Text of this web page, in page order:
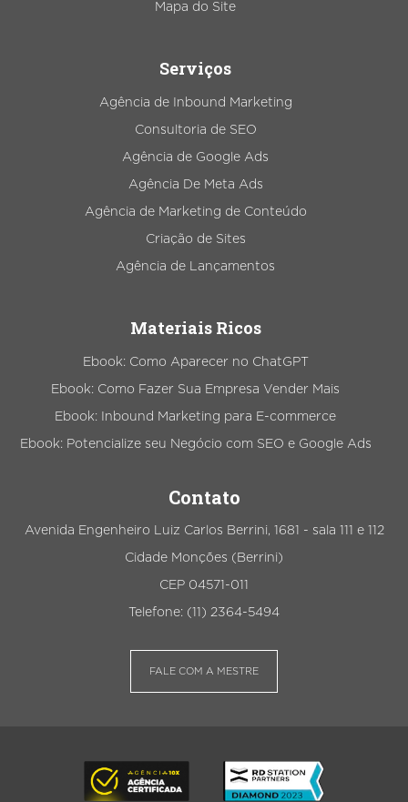
Mapa do Site
Serviços
Agência de Inbound Marketing
Consultoria de SEO
Agência de Google Ads
Agência De Meta Ads
Agência de Marketing de Conteúdo
Criação de Sites
Agência de Lançamentos
Materiais Ricos
Ebook: Como Aparecer no ChatGPT
Ebook: Como Fazer Sua Empresa Vender Mais
Ebook: Inbound Marketing para E-commerce
Ebook: Potencialize seu Negócio com SEO e Google Ads
Contato
Avenida Engenheiro Luiz Carlos Berrini, 1681 - sala 111 e 112
Cidade Monções (Berrini)
CEP 04571-011
Telefone: (11) 2364-5494
FALE COM A MESTRE